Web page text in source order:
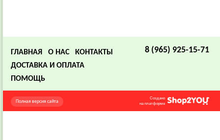
8 (965) 925-15-71
ГЛАВНАЯ О НАС
КОНТАКТЫ
ДОСТАВКА И ОПЛАТА
ПОМОЩЬ
Создано
на платформе
Полная версия сайта